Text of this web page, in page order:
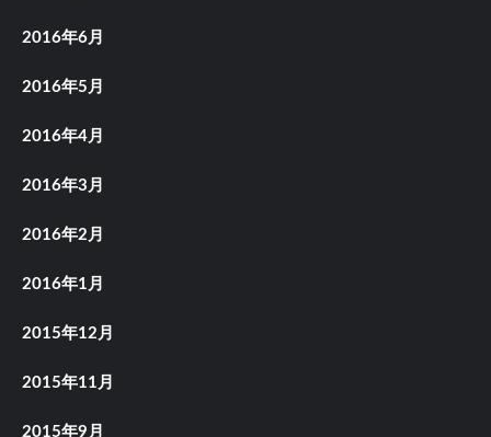
2016年6月
2016年5月
2016年4月
2016年3月
2016年2月
2016年1月
2015年12月
2015年11月
2015年9月